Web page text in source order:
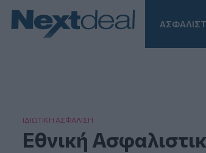
ΙΔΙΩΤΙΚΗ ΑΣΦAΛΙΣΗ
Εθνική